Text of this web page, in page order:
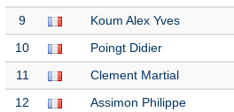
9 Koum Alex Yves
10 Poingt Didier
11 Clement Martial
12 Assimon Philippe